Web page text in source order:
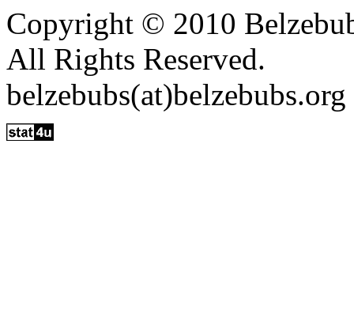
Copyright © 2010
All Rights Reserved.
belzebubs(at)belzebubs.org